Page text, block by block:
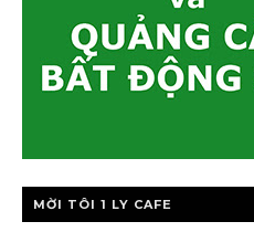
MỜI TÔI 1 LY CAFE